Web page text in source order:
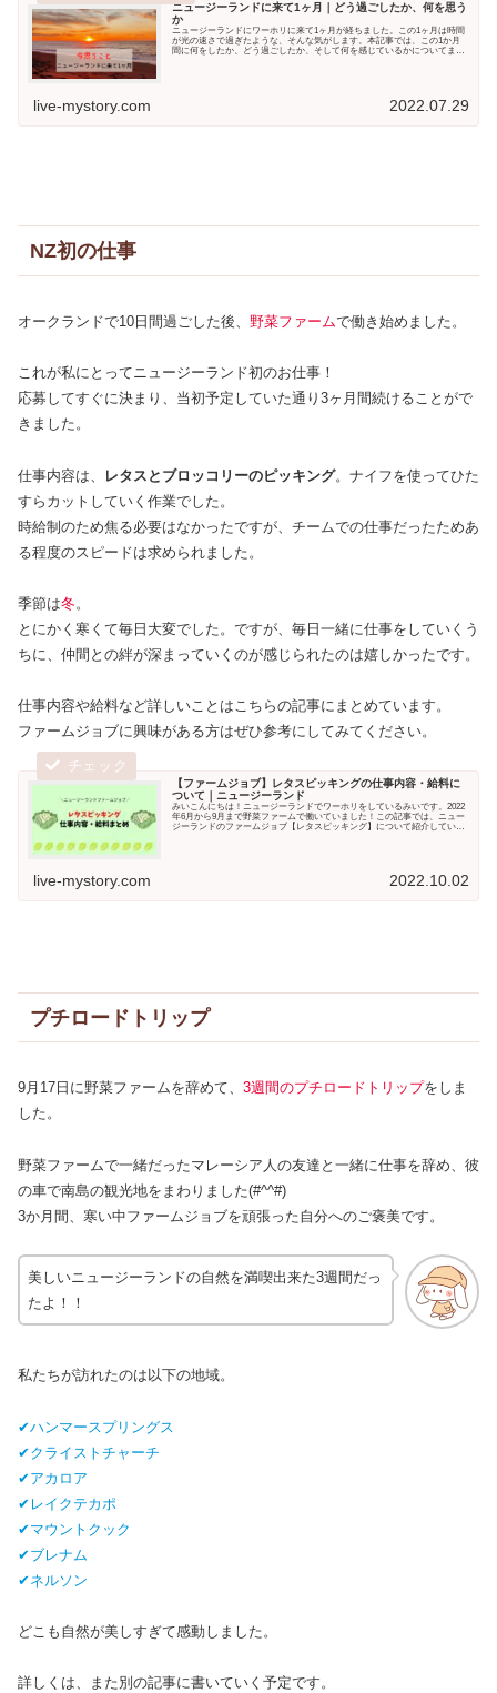
ニュージーランドに来て1ヶ月｜どう過ごしたか、何を思う
か
ニュージーランドにワーホリに来て1ヶ月が経ちました。この1ヶ月は時間
が光の速さで過ぎたような、そんな気がします。本記事では、この1か月
間に何をしたか、どう過ごしたか、そして何を感じているかについてまと
live-mystory.com 2022.07.29
NZ初の仕事
オークランドで10日間過ごした後、 野菜ファームで働き始めました。
これが私にとってニュージーランド初のお仕事！
応募してすぐに決まり、当初予定していた通り3ヶ月間続けることがで
きました。
仕事内容は、 レタスとブロッコリーのピッキング。ナイフを使ってひた
すらカットしていく作業でした。
時給制のため焦る必要はなかったですが、チームでの仕事だったためあ
る程度のスピードは求められました。
季節は冬。
とにかく寒くて毎日大変でした。ですが、毎日一緒に仕事をしていくう
ちに、仲間との絆が深まっていくのが感じられたのは嬉しかったです。
仕事内容や給料など詳しいことはこちらの記事にまとめています。
ファームジョブに興味がある方はぜひ参考にしてみてください。
【ファームジョブ】レタスピッキングの仕事内容・給料に
ついて｜ニュージーランド
みいこんにちは！ニュージーランドでワーホリをしているみいです。2022
年6月から9月まで野菜ファームで働いていました！この記事では、ニュー
ジーランドのファームジョブ【レタスピッキング】について紹介していま
live-mystory.com 2022.10.02
プチロードトリップ
9月17日に野菜ファームを辞めて、 3週間のプチロードトリップをしま
した。
野菜ファームで一緒だったマレーシア人の友達と一緒に仕事を辞め、彼
の車で南島の観光地をまわりました(#^^#)
3か月間、寒い中ファームジョブを頑張った自分へのご褒美です。
美しいニュージーランドの自然を満喫出来た3週間だっ
たよ！！
私たちが訪れたのは以下の地域。
✔ハンマースプリングス
✔クライストチャーチ
✔アカロア
✔レイクテカポ
✔マウントクック
✔ブレナム
✔ネルソン
どこも自然が美しすぎて感動しました。
詳しくは、また別の記事に書いていく予定です。